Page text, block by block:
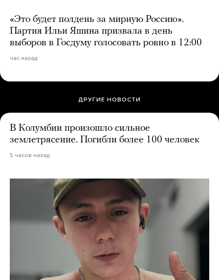
«Это будет полдень за мирную Россию».
Партия Ильи Яшина призвала в день
выборов в Госдуму голосовать ровно в 12:00
час назад
ДРУГИЕ НОВОСТИ
В Колумбии произошло сильное
землетрясение. Погибли более 100 человек
5 часов назад